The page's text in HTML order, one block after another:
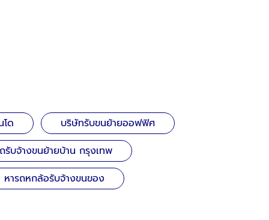
ด
บริษัทรับขนย้ายออฟฟิศ
รับจ้างขนย้ายบ้าน กรุงเทพ
หารถหกล้อรับจ้างขนของ